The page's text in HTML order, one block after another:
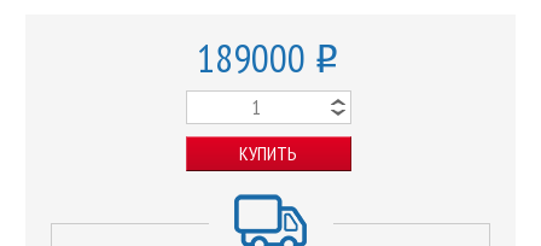
189000 o
КУПИТЬ